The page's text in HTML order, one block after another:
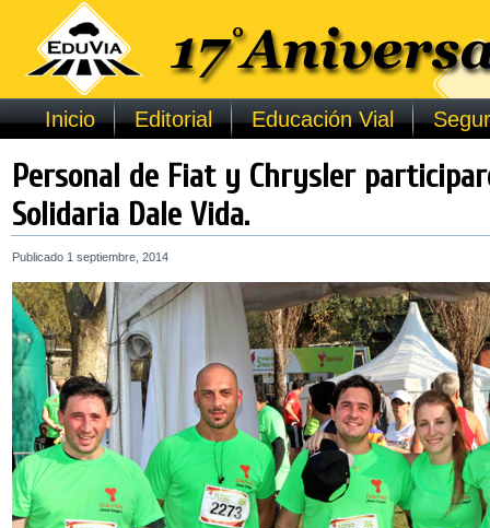
Inicio Editorial Educación Vial
Personal de Fiat y Chrysler
Solidaria Dale Vida.
Publicado 1 septiembre, 2014